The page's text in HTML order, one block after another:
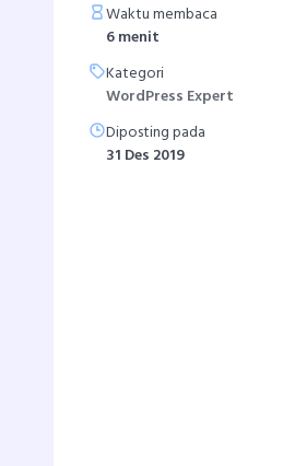
Waktu membaca
6 menit
Kategori
WordPress Expert
Diposting pada
31 Des 2019